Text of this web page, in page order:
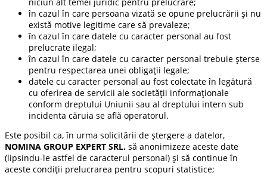
în cazul în care persoana vizată se opune prelucrării și nu
există motive legitime care să prevaleze;
în cazul în care datele cu caracter personal au fost
prelucrate ilegal;
în cazul în care datele cu caracter personal trebuie șterse
pentru respectarea unei obligații legale;
datele cu caracter personal au fost colectate în legătură
cu oferirea de servicii ale societății informaționale
conform dreptului Uniunii sau al dreptului intern sub
incidenta căruia se află operatorul.
Este posibil ca, în urma solicitării de ștergere a datelor,
NOMINA GROUP EXPERT SRL. să anonimizeze aceste date
(lipsindu-le astfel de caracterul personal) și să continue în
aceste condiții prelucrarea pentru scopuri statistice;